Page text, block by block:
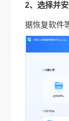
2、选择并
据恢复软件